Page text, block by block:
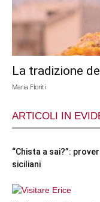
La tradizione
Maria Floriti
ARTICOLI IN
“Chista a sai?”:
siciliani